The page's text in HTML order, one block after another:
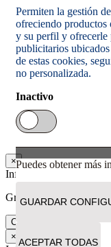
×
Información
Gracias. Tu suscripción
Cerrar
×
Permiten la gestión
ofreciendo productos
y su perfil y ofrecerle
publicitarios
de estas cookies,
no personalizada.
Inactivo
Puedes obtener más
GUARDAR
ACEPTAR TODAS